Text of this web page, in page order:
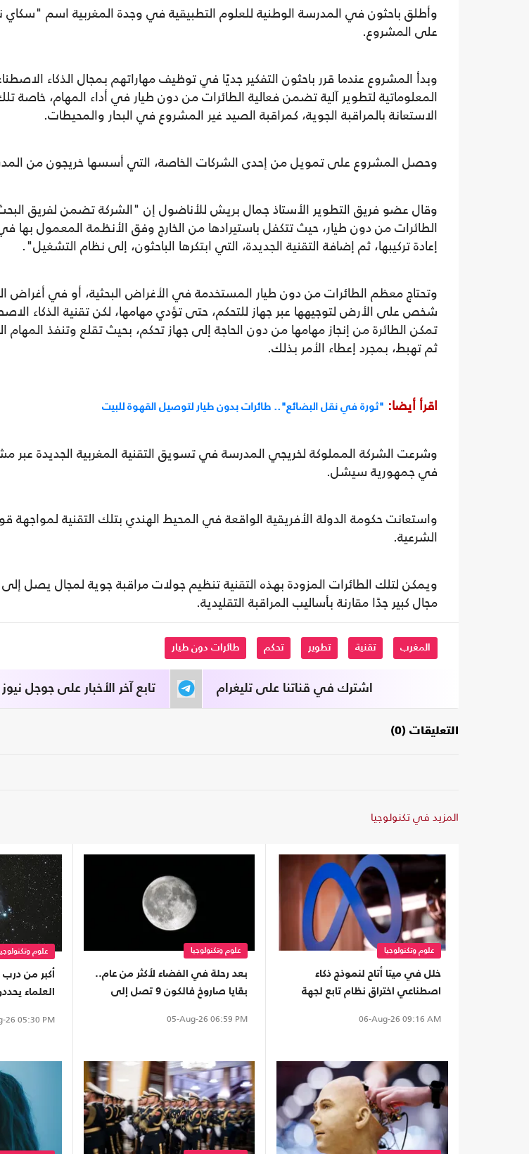
على المشروع.
وبدأ المشروع عندما قرر باحثون التفكير جديًا في توظيف مهاراتهم بمجال الذكاء
المعلوماتية لتطوير آلية تضمن فعالية الطائرات من دون طيار في أداء المهام، خاصة
الاستعانة بالمراقبة الجوية، كمراقبة الصيد غير المشروع في البحار والمحيطات.
وحصل المشروع على تمويل من إحدى الشركات الخاصة، التي أسسها خريجون من
وقال عضو فريق التطوير الأستاذ جمال بريش للأناضول إن "الشركة تضمن لفريق
الطائرات من دون طيار، حيث تتكفل باستيرادها من الخارج وفق الأنظمة المعمول بها في
إعادة تركيبها، ثم إضافة التقنية الجديدة، التي ابتكرها الباحثون، إلى نظام التشغيل".
وتحتاج معظم الطائرات من دون طيار المستخدمة في الأغراض البحثية، أو في أغراض
شخص على الأرض لتوجيهها عبر جهاز للتحكم، حتى تؤدي مهامها، لكن تقنية الذكاء
تمكن الطائرة من إنجاز مهامها من دون الحاجة إلى جهاز تحكم، بحيث تقلع وتنفذ المهام
ثم تهبط، بمجرد إعطاء الأمر بذلك.
اقرأ أيضا: "ثورة في نقل البضائع".. طائرات بدون طيار لتوصيل القهوة للبيت
في جمهورية سيشل.
واستعانت حكومة الدولة الأفريقية الواقعة في المحيط الهندي بتلك التقنية لمواجهة
الشرعية.
مجال كبير جدًا مقارنة بأساليب المراقبة التقليدية.
المغرب تقنية تطوير تحكم طائرات دون طيار
تابع آخر الأخبار على جوجل نيوز اشترك في قناتنا على تليغرام
التعليقات (0)
المزيد في تكنولوجيا
علوم وتكنولوجيا
خلل في ميتا أتاح لنموذج ذكاء
اصطناعي اختراق نظام تابع لجهة
06-Aug-26 09:16 AM
علوم وتكنولوجيا
بعد رحلة في الفضاء لأكثر من عام..
بقايا صاروخ فالكون 9 تصل إلى
05-Aug-26 06:59 PM
علوم
العلماء
2605:30 PM